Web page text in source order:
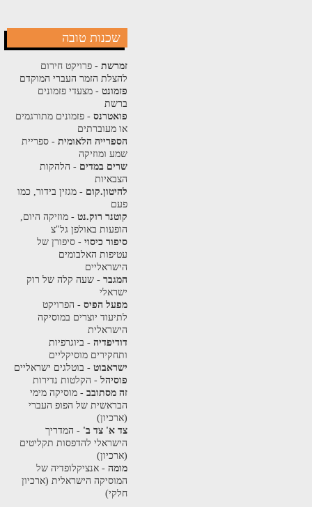
שכנות טובה
זמרשת- פרויקט חירום
להצלת הזמר העברי המוקדם
פזמונט- מצעדי פזמונים
ברשת
פואטרנס- פזמונים מתורגמים
או מעוברתים
הספרייה הלאומית- ספריית
שמע ומוזיקה
שרים במדים - הלהקות
הצבאיות
להיטון.קום - מגזין בידור, כמו
פעם
קוטנר רוק.נט- מוזיקה היום,
הופעות באולפן גל"צ
סיפור כיסוי- סיפורן של
עטיפות האלבומים
הישראליים
המגבר- שעה קלה של רוק
ישראלי
מפעל הפיס- הפרויקט
לתיעוד יוצרים במוסיקה
הישראלית
דודיפדיה- ביוגרפיות
ותחקירים מוסיקליים
ישראבוט- בוטלגים ישראליים
פוסיהל- הקלטות נדירות
זה מסתובב- מוסיקה מימי
הבראשית של הפופ העברי
(ארכיון)
צד א' צד ב' - המדריך
הישראלי להדפסות תקליטים
(ארכיון)
מומה- אנציקלופדיה של
המוסיקה הישראלית (ארכיון
חלקי)